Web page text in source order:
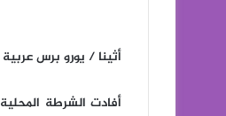
أثينا / يورو برس عربية
أفادت الشرطة